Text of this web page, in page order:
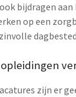
bijdragen
op een
zijn er